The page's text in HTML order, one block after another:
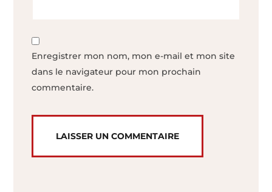
Enregistrer mon nom, mon e-mail et mon site
dans le navigateur pour mon prochain
commentaire.